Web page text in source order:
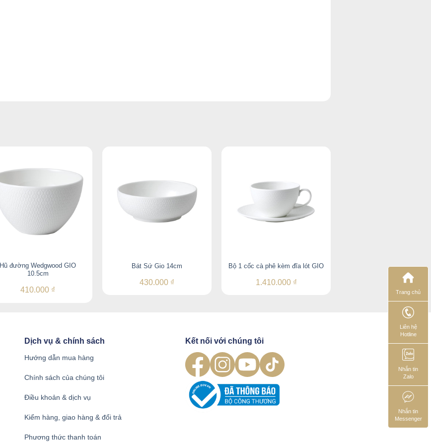
Hũ đường Wedgwood GIO
10.5cm
410.000 ₫
Bát Sứ Gio 14cm
430.000 ₫
Bộ 1 cốc cà phê kèm đĩa lót GIO
1.410.000 ₫
Đĩa Lót Tách Gio 16.5cm
360.000 ₫
Dịch vụ & chính sách
Hướng dẫn mua hàng
Chính sách của chúng tôi
Điều khoản & dịch vụ
Kiểm hàng, giao hàng & đổi trả
Phương thức thanh toán
Kết nối với chúng tôi
Trang chủ
Liên hệ
Hotline
Nhắn tin
Zalo
Nhắn tin
Messenger